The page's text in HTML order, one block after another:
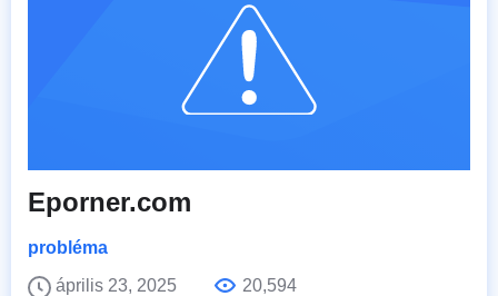
Eporner.com
probléma
április 23, 2025
20,594